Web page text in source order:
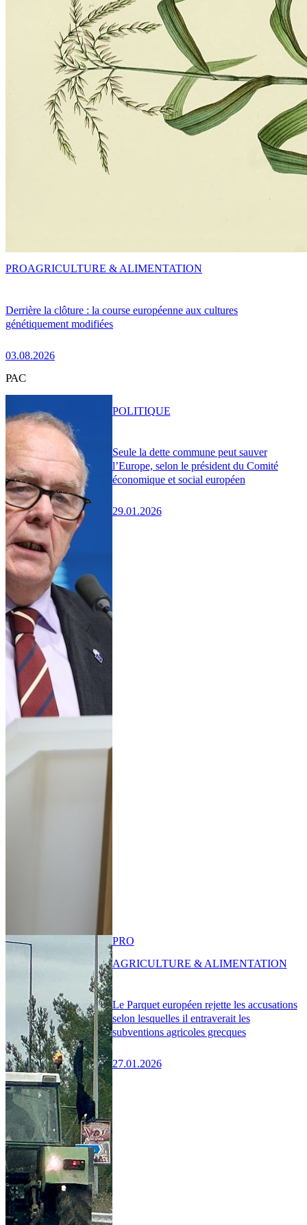
Derrière la clôture : la course européenne aux cultures
génétiquement modifiées
03.08.2026
PROAGRICULTURE & ALIMENTATION
PAC
Seule la dette commune peut sauver
l’Europe, selon le président du Comité
économique et social européen
29.01.2026
POLITIQUE
Le Parquet européen rejette les accusations
selon lesquelles il entraverait les
subventions agricoles grecques
27.01.2026
PRO
AGRICULTURE & ALIMENTATION